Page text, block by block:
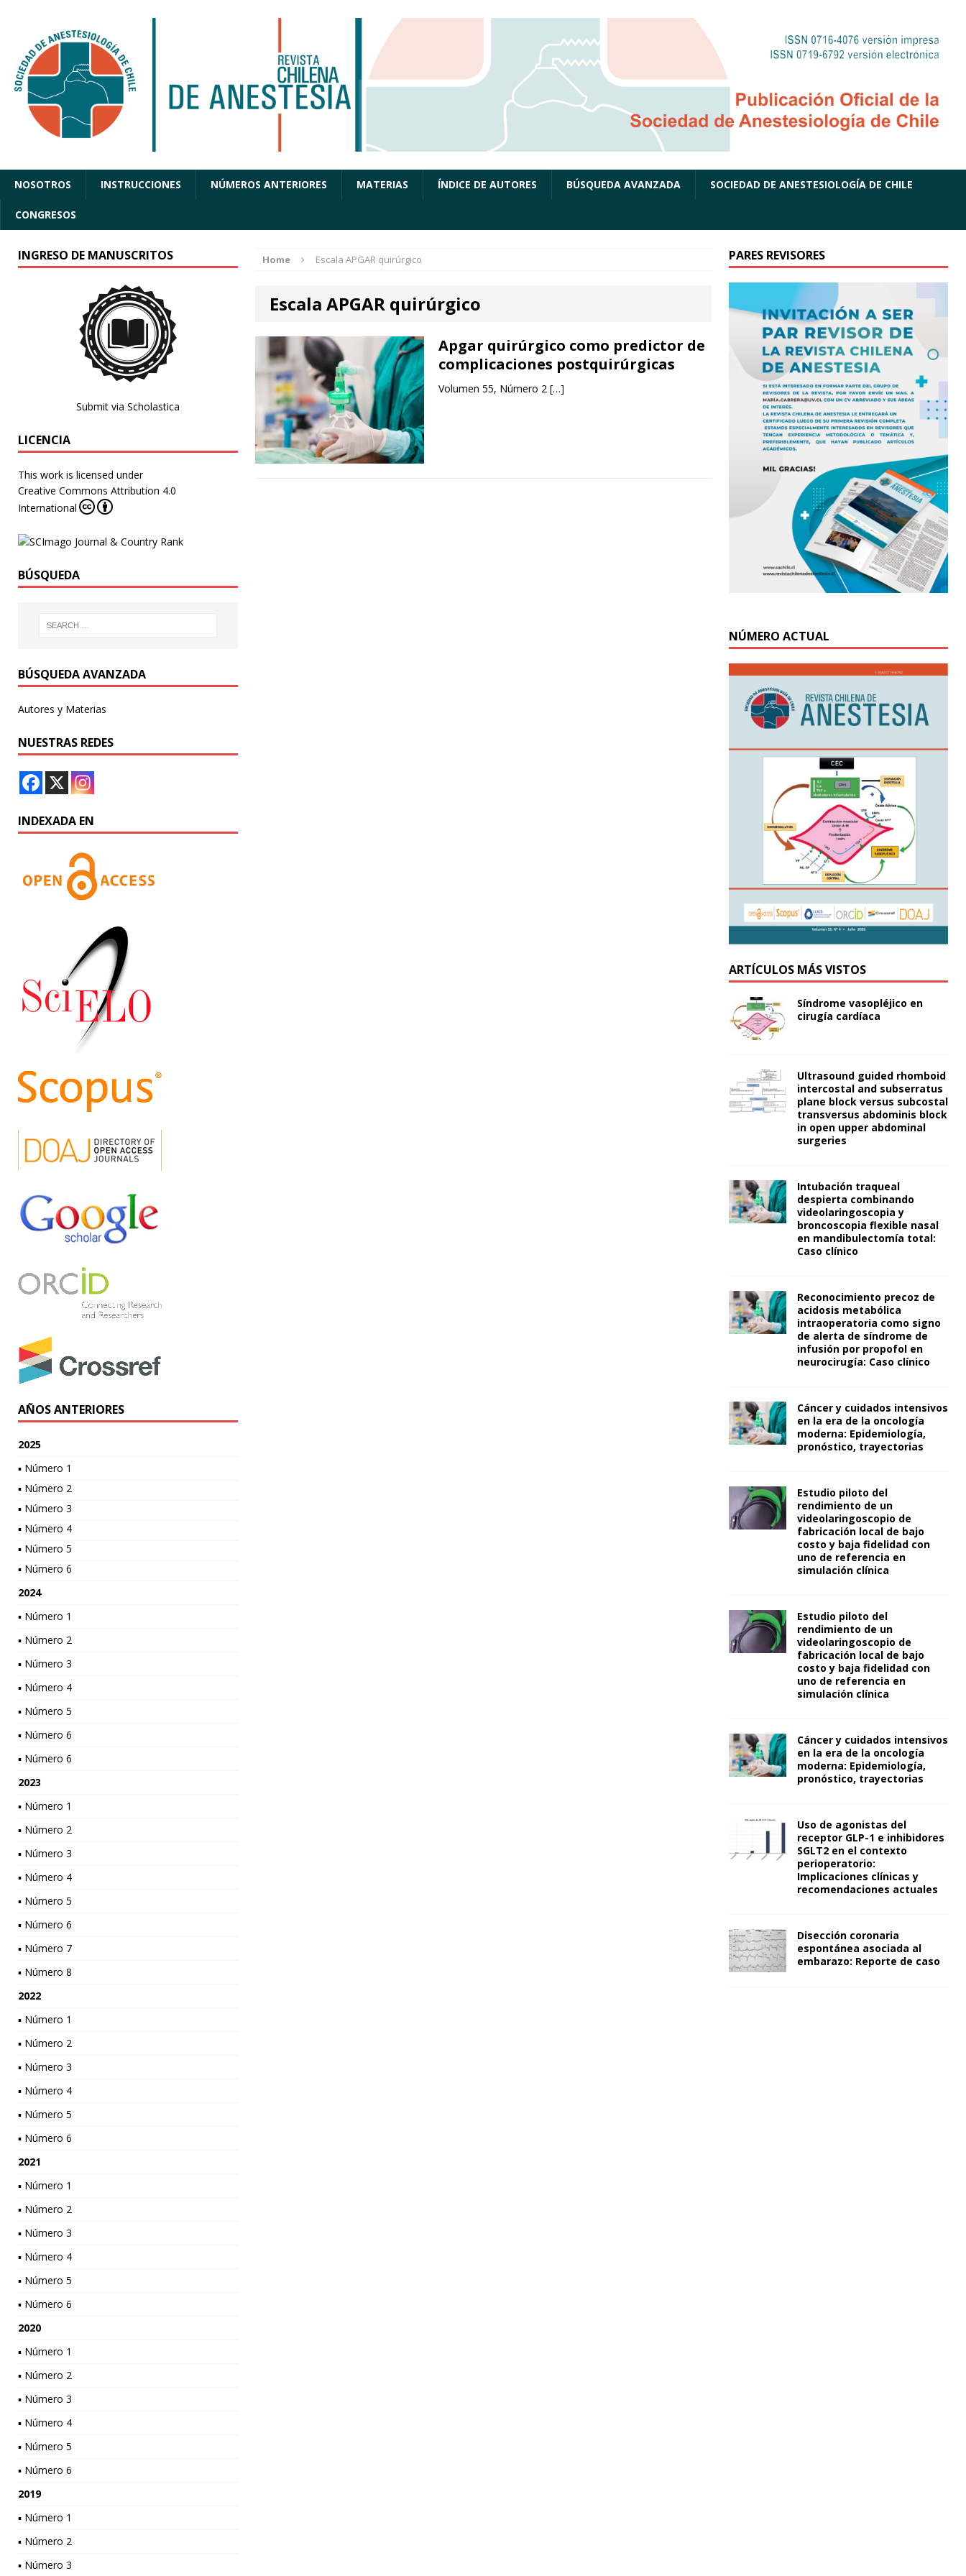
NOSOTROS INSTRUCCIONES NÚMEROS ANTERIORES MATERIAS ÍNDICE DE AUTORES BÚSQUEDA AVANZADA SOCIEDAD DE ANESTESIOLOGÍA DE CHILE
CONGRESOS
Home Escala APGAR quirúrgico
Escala APGAR quirúrgico
Apgar quirúrgico como predictor de
complicaciones postquirúrgicas
Volumen 55, Número 2 […]
INGRESO DE MANUSCRITOS
Submit via Scholastica
LICENCIA
This work is licensed under
Creative Commons Attribution 4.0
International
BÚSQUEDA
BÚSQUEDA AVANZADA
Autores y Materias
NUESTRAS REDES
INDEXADA EN
AÑOS ANTERIORES
2025
▪ Número 1
▪ Número 2
▪ Número 3
▪ Número 4
▪ Número 5
▪ Número 6
2024
▪ Número 1
▪ Número 2
▪ Número 3
▪ Número 4
▪ Número 5
▪ Número 6
▪ Número 6
2023
▪ Número 1
▪ Número 2
▪ Número 3
▪ Número 4
▪ Número 5
▪ Número 6
▪ Número 7
▪ Número 8
2022
▪ Número 1
▪ Número 2
▪ Número 3
▪ Número 4
▪ Número 5
▪ Número 6
2021
▪ Número 1
▪ Número 2
▪ Número 3
▪ Número 4
▪ Número 5
▪ Número 6
2020
▪ Número 1
▪ Número 2
▪ Número 3
▪ Número 4
▪ Número 5
▪ Número 6
2019
▪ Número 1
▪ Número 2
▪ Número 3
PARES REVISORES
NÚMERO ACTUAL
ARTÍCULOS MÁS VISTOS
Síndrome vasopléjico en
cirugía cardíaca
Ultrasound guided rhomboid
intercostal and subserratus
plane block versus subcostal
transversus abdominis block
in open upper abdominal
surgeries
Intubación traqueal
despierta combinando
videolaringoscopia y
broncoscopia flexible nasal
en mandibulectomía total:
Caso clínico
Reconocimiento precoz de
acidosis metabólica
intraoperatoria como signo
de alerta de síndrome de
infusión por propofol en
neurocirugía: Caso clínico
Cáncer y cuidados intensivos
en la era de la oncología
moderna: Epidemiología,
pronóstico, trayectorias
Estudio piloto del
rendimiento de un
videolaringoscopio de
fabricación local de bajo
costo y baja fidelidad con
uno de referencia en
simulación clínica
Estudio piloto del
rendimiento de un
videolaringoscopio de
fabricación local de bajo
costo y baja fidelidad con
uno de referencia en
simulación clínica
Cáncer y cuidados intensivos
en la era de la oncología
moderna: Epidemiología,
pronóstico, trayectorias
Uso de agonistas del
receptor GLP-1 e inhibidores
SGLT2 en el contexto
perioperatorio:
Implicaciones clínicas y
recomendaciones actuales
Disección coronaria
espontánea asociada al
embarazo: Reporte de caso